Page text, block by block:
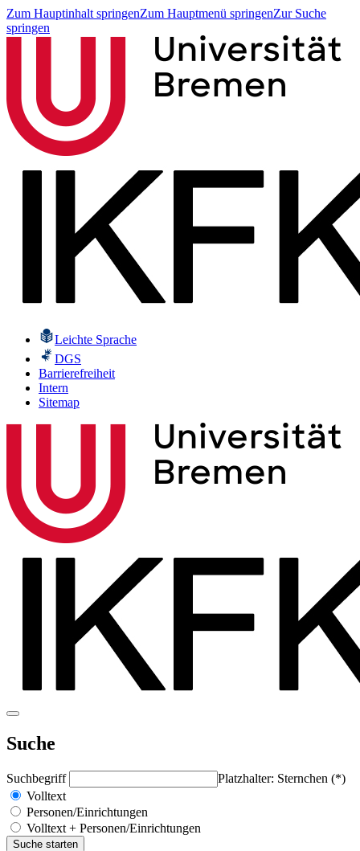
Zum Hauptinhalt springenZum Hauptmenü springenZur Suche
springen
Leichte Sprache
DGS
Barrierefreiheit
Intern
Sitemap
Suche
Suchbegriff
Platzhalter: Sternchen (*)
Volltext
Personen/Einrichtungen
Volltext + Personen/Einrichtungen